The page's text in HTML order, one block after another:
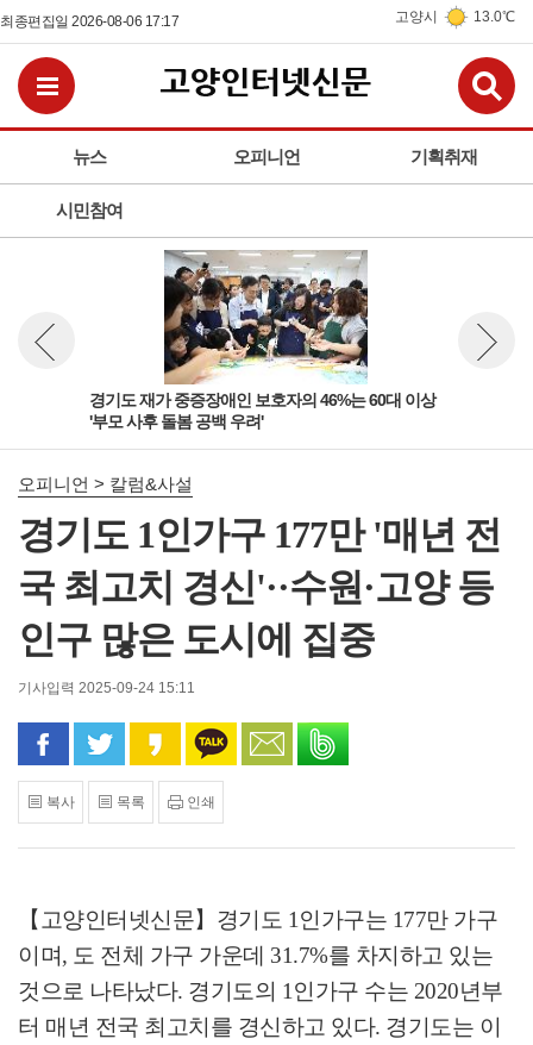
최종편집일 2026-08-06 17:17 고양시 13.0℃
뉴스 오피니언 기획취재
시민참여
전체메뉴보기
경기도 재가 중증장애인 보호자의 46%는 60대 이상
'부모 사후 돌봄 공백 우려'
뉴스 이전보기
오피니언 > 칼럼&사설
경기도 1인가구 177만 '매년 전
국 최고치 경신'··수원·고양 등
인구 많은 도시에 집중
기사입력 2025-09-24 15:11
페이스북으로 공유
트위터로 공유카카오 스토리로 공유
카카오톡으로 공유
문자로 공유
복사 목록 인쇄
【고양인터넷신문】 경기도 1 인가구는 177만 가구
이며, 도 전체 가구 가운데 31.7%를 차지하고 있는
것으로 나타났다. 경기도의 1 인가구 수는 2020년부
터 매년 전국 최고치를 경신하고 있다. 경기도는 이